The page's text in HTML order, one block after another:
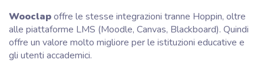
Wooclapoffre le stesse integrazioni tranne Hoppin, oltre
alle piattaforme LMS (Moodle, Canvas, Blackboard). Quindi
offre un valore molto migliore per le istituzioni educative e
gli utenti accademici.